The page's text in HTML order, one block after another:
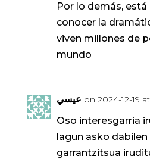
Por lo demás, está
conocer la
viven millones de
mundo
عيسي on 2024-12-19
Oso interesgarria
lagun asko
garrantzitsua